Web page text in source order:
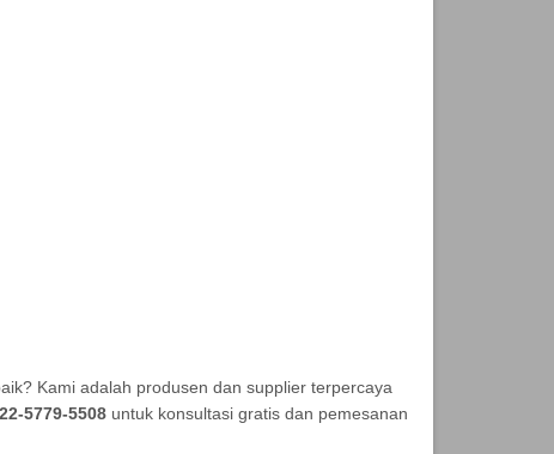
Kami adalah produsen dan supplier terpercaya
5779-5508untuk konsultasi gratis dan pemesanan